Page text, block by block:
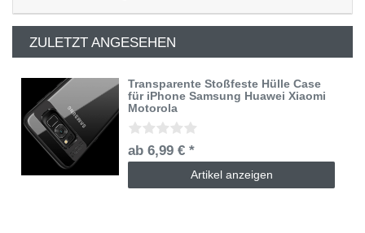
ZULETZT ANGESEHEN
Transparente Stoßfeste Hülle Case
für iPhone Samsung Huawei Xiaomi
Motorola
ab 6,99 € *
Artikel anzeigen